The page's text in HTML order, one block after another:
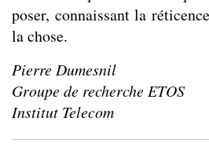
poser, connaissant la
la chose.
Pierre Dumesnil
Groupe de recherche ETOS
Institut Telecom